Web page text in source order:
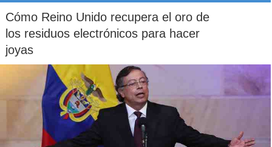
Cómo Reino Unido recupera el oro de
los residuos electrónicos para hacer
joyas